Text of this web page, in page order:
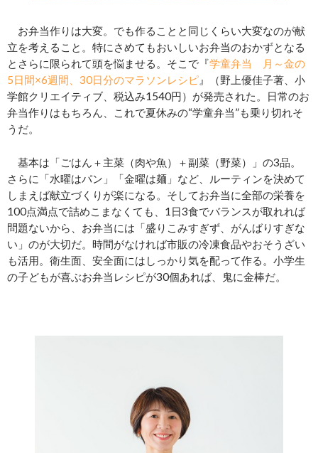
お弁当作りは大変。でも作ることと同じくらい大変なのが献
立を考えること。特にさめてもおいしいお弁当のおかずとなる
とさらに限られて頭を悩ませる。そこで『学童弁当 月～金の
5日間×6週間、30日分のマラソンレシピ 』（野上優佳子著、小
学館クリエイティブ、税込み1540円）が発売された。日常のお
弁当作りはもちろん、これで夏休みの“学童弁当”も乗り切れそ
うだ。
基本は「ごはん＋主菜（肉や魚）＋副菜（野菜）」の3品。
さらに「水曜はパン」「金曜は麺」など、ルーティンを決めて
しまえば献立づくりが楽になる。そしてお弁当に全部の栄養を
100点満点で詰めこまなくても、1日3食でバランスが取れれば
問題ないから、お弁当には「盛りこみすぎず、がんばりすぎな
い」のが大切だ。時間がなければ市販の冷凍食品やおそうざい
も活用。衛生面、安全面にはしっかり気を配って作る。小学生
の子どもが喜ぶお弁当レシピが30個あれば、鬼に金棒だ。